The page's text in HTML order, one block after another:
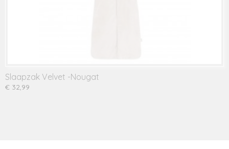
Slaapzak Velvet -Nougat
€ 32,99